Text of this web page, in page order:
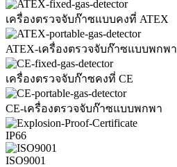
เครื่องตรวจจับก๊าซแบบคงที่ ATEX
ATEX-เครื่องตรวจจับก๊าซแบบพกพา
เครื่องตรวจจับก๊าซคงที่ CE
CE-เครื่องตรวจจับก๊าซแบบพกพา
IP66
ISO9001